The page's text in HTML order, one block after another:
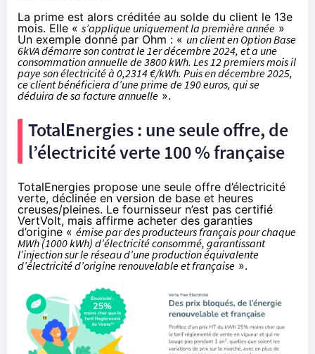
La prime est alors créditée au solde du client le 13e
mois. Elle « s’applique uniquement la première année »
Un exemple donné par Ohm : « un client en Option Base
6kVA démarre son contrat le 1er décembre 2024, et a une
consommation annuelle de 3800 kWh. Les 12 premiers mois il
paye son électricité à 0,2314 €/kWh. Puis en décembre 2025,
ce client bénéficiera d’une prime de 190 euros, qui se
déduira de sa facture annuelle ».
TotalEnergies : une seule offre, de
l’électricité verte 100 % française
TotalEnergies propose une seule offre d’électricité
verte, déclinée en version de base et heures
creuses/pleines. Le fournisseur n’est pas certifié
VertVolt, mais affirme acheter des garanties
d’origine « émise par des producteurs français pour chaque
MWh (1000 kWh) d’électricité consommé, garantissant
l’injection sur le réseau d’une production équivalente
d’électricité d’origine renouvelable et française ».